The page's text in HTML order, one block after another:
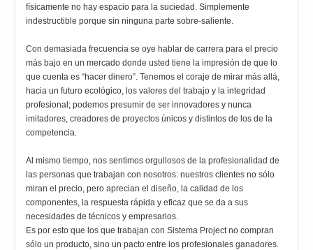
físicamente no hay espacio para la suciedad. Simplemente
indestructible porque sin ninguna parte sobre-saliente.
Con demasiada frecuencia se oye hablar de carrera para el precio
más bajo en un mercado donde usted tiene la impresión de que lo
que cuenta es “hacer dinero”. Tenemos el coraje de mirar más allá,
hacia un futuro ecológico, los valores del trabajo y la integridad
profesional; podemos presumir de ser innovadores y nunca
imitadores, creadores de proyectos únicos y distintos de los de la
competencia.
Al mismo tiempo, nos sentimos orgullosos de la profesionalidad de
las personas que trabajan con nosotros: nuestros clientes no sólo
miran el precio, pero aprecian el diseño, la calidad de los
componentes, la respuesta rápida y eficaz que se da a sus
necesidades de técnicos y empresarios.
Es por esto que los que trabajan con Sistema Project no compran
sólo un producto, sino un pacto entre los profesionales ganadores.